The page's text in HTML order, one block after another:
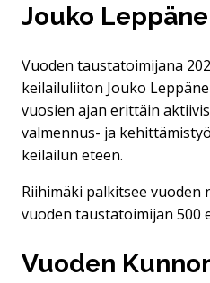
Jouko
Vuoden taustatoimijana
keilailuliiton Jouko
vuosien ajan erittäin
valmennus- ja
keilailun eteen.
Riihimäki palkitsee vuoden
vuoden taustatoimijan 500
Vuoden